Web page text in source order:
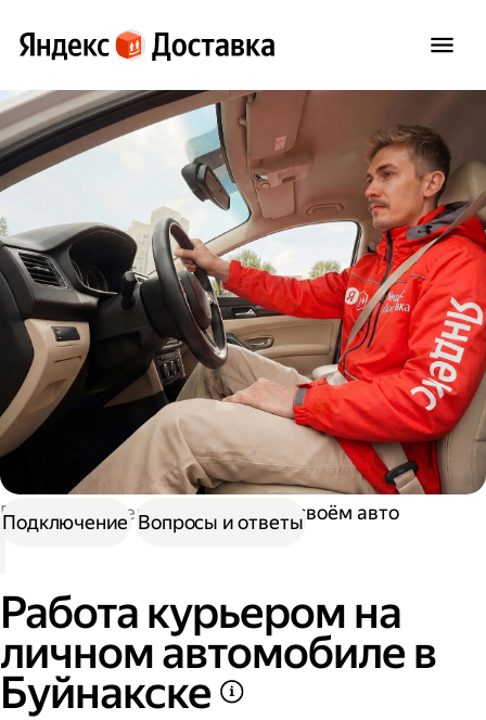
Работа водителем Работа на своём авто
Работа курьером на
личном автомобиле в
Буйнакске
Подключение Вопросы и ответы